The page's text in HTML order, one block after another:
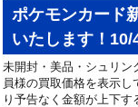
ポケモンカード
いたします！10/
未開封・美品・シュリン
員様の買取価格を表示し
り予告なく金額が上下